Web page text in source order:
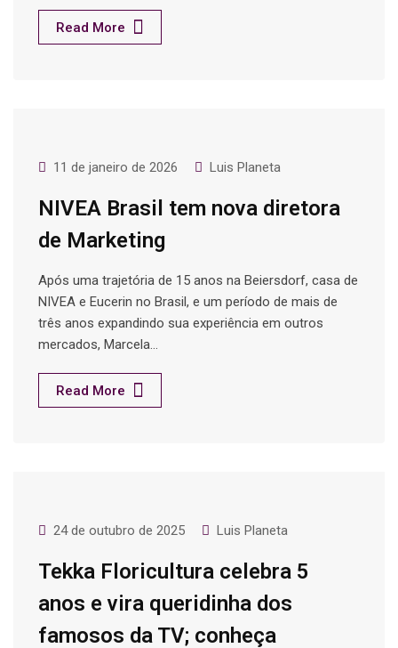
Read More
11 de janeiro de 2026 Luis Planeta
NIVEA Brasil tem nova diretora
de Marketing
Após uma trajetória de 15 anos na Beiersdorf, casa de
NIVEA e Eucerin no Brasil, e um período de mais de
três anos expandindo sua experiência em outros
mercados, Marcela…
Read More
24 de outubro de 2025 Luis Planeta
Tekka Floricultura celebra 5
anos e vira queridinha dos
famosos da TV; conheça